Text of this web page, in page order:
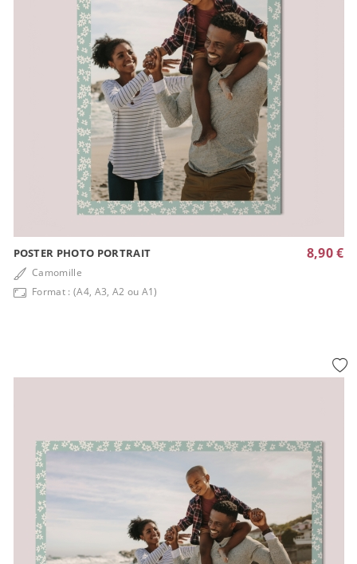
POSTER PHOTO PORTRAIT
Camomille
Format : (A4, A3, A2 ou A1)
8,90 €